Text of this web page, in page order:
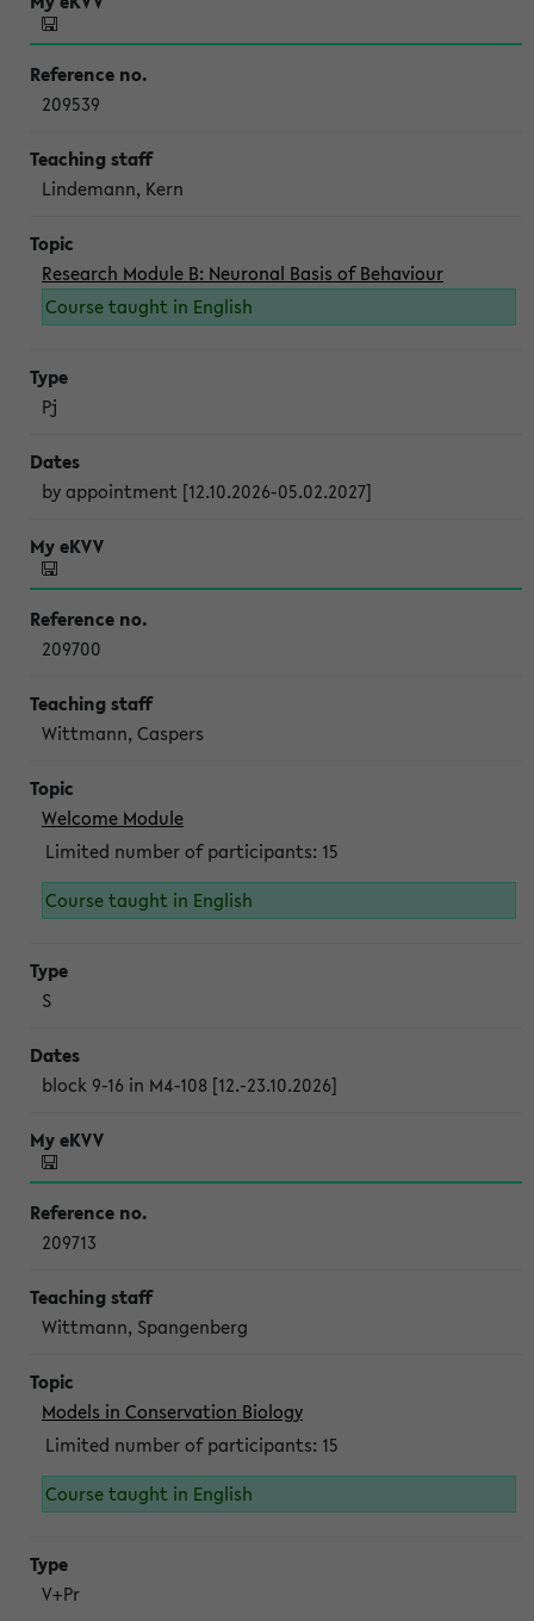
209539
Lindemann, Kern
Research Module B: Neuronal Basis of Behaviour
Course taught in English
Pj
by appointment [12.10.2026-05.02.2027]
209700
Wittmann, Caspers
Welcome Module
Limited number of participants: 15
Course taught in English
S
block 9-16 in M4-108 [12.-23.10.2026]
209713
Wittmann, Spangenberg
Models in Conservation Biology
Limited number of participants: 15
Course taught in English
V+Pr